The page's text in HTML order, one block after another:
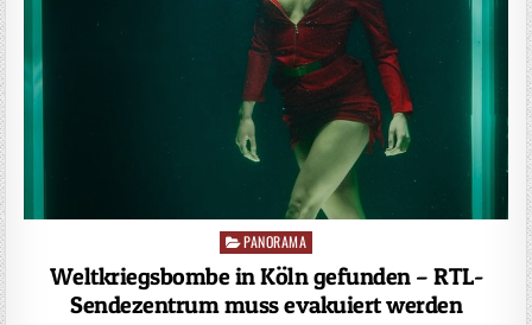
Posted
PANORAMA
Weltkriegsbombe in Köln gefunden – RTL-
Sendezentrum muss evakuiert werden